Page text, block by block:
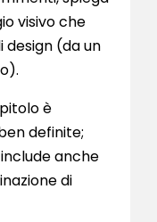
visivo che
design (da un
è
definite;
anche
di